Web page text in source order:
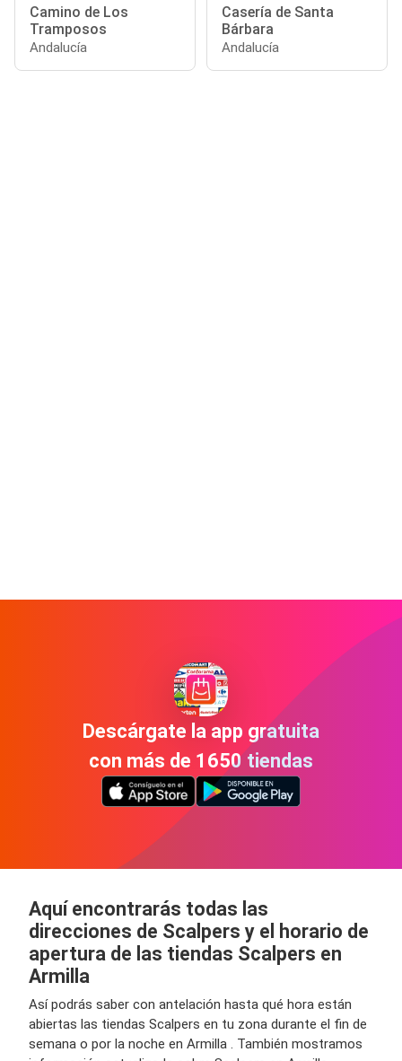
Camino de Los
Tramposos
Andalucía
Casería de Santa
Bárbara
Andalucía
Descárgate la app gratuita
con más de 1650 tiendas
Aquí encontrarás todas las
direcciones de Scalpers y el horario de
apertura de las tiendas Scalpers en
Armilla
Así podrás saber con antelación hasta qué hora están
abiertas las tiendas Scalpers en tu zona durante el fin de
semana o por la noche en Armilla . También mostramos